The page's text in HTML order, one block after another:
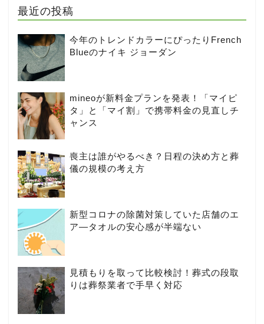
最近の投稿
今年のトレンドカラーにぴったりFrench
Blueのナイキ ジョーダン
mineoが新料金プランを発表！「マイピ
タ」と「マイ割」で携帯料金の見直しチ
ャンス
喪主は誰がやるべき？日程の決め方と葬
儀の規模の考え方
新型コロナの除菌対策していた店舗のエ
ア―タオルの安心感が半端ない
見積もりを取って比較検討！葬式の段取
りは葬祭業者で手早く対応